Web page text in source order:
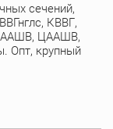
сечений,
КВВГ,
ААШВ, ЦААШВ,
Опт, крупный